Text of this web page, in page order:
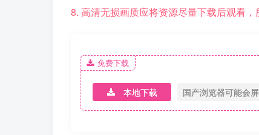
8. 高清无损画质应将资源尽量下载后观看
免费下载
本地下载 国产浏览器可能会